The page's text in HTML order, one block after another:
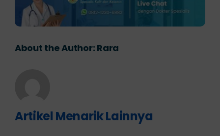
About the Author: Rara
Artikel Menarik Lainnya